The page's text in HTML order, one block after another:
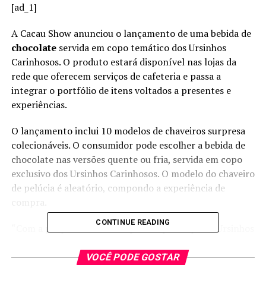
[ad_1]
A Cacau Show anunciou o lançamento de uma bebida de
chocolateservida em copo temático dos Ursinhos
Carinhosos. O produto estará disponível nas lojas da
rede que oferecem serviços de cafeteria e passa a
integrar o portfólio de itens voltados a presentes e
experiências.
O lançamento inclui 10 modelos de chaveiros surpresa
colecionáveis. O consumidor pode escolher a bebida de
chocolate nas versões quente ou fria, servida em copo
exclusivo dos Ursinhos Carinhosos. O modelo do chaveiro
de pelúcia é aleatório, compondo a experiência de
“Com a proposta oferecida pelo Copo Surpresa Ursinhos
produtos que unem memória afetiva, design lúdico e
CONTINUE READING
VOCÊ PODE GOSTAR